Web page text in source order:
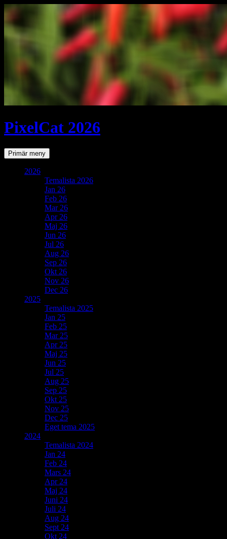
PixelCat 2026
SökPrimär meny Gå
till
2026
Temalista 2026
Jan 26
Feb 26
Mar 26
Apr 26
Maj 26
Jun 26
Jul 26
Aug 26
Sep 26
Okt 26
Nov 26
Dec 26
2025
Temalista 2025
Jan 25
Feb 25
Mar 25
Apr 25
Maj 25
Jun 25
Jul 25
Aug 25
Sep 25
Okt 25
Nov 25
Dec 25
Eget tema 2025
2024
Temalista 2024
Jan 24
Feb 24
Mars 24
Apr 24
Maj 24
Juni 24
Juli 24
Aug 24
Sept 24
Okt 24